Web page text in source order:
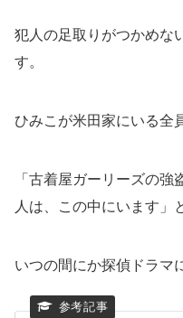
犯人の足取りがつかめな
す。
ひみこが米田家にいる全
「古着屋ガーリーズの
人は、この中にいます」
いつの間にか探偵ドラマ